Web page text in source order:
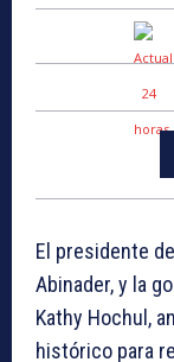
El presidente
Abinader, y la
Kathy Hochul,
histórico para